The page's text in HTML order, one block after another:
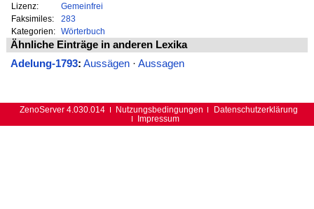
Lizenz:
Gemeinfrei
Faksimiles:
283
Kategorien:
Wörterbuch
Ähnliche Einträge in anderen Lexika
Adelung-1793: Aussägen· Aussagen
ZenoServer 4.030.014 Nutzungsbedingungen
Datenschutzerklärung
Impressum